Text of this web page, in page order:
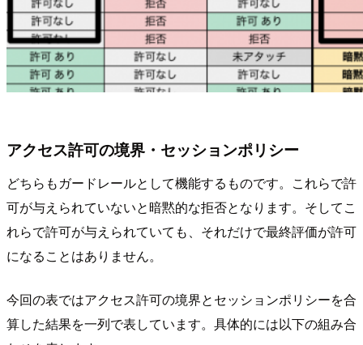
アクセス許可の境界・セッションポリシー
どちらもガードレールとして機能するものです。これらで許
可が与えられていないと暗黙的な拒否となります。そしてこ
れらで許可が与えられていても、それだけで最終評価が許可
になることはありません。
今回の表ではアクセス許可の境界とセッションポリシーを合
算した結果を一列で表しています。具体的には以下の組み合